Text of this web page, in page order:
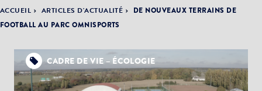
PRATIQUES &
DÉMARCHES
ACTUALITÉS &
ÉVÈNEMENTS
LA VILLE
DÉMOCRATIE
PARTICIPATIVE
ACCUEIL ARTICLES D'ACTUALITÉ
DE NOUVEAUX TERRAINS DE
FOOTBALL AU PARC OMNISPORTS
CADRE DE VIE – ÉCOLOGIE